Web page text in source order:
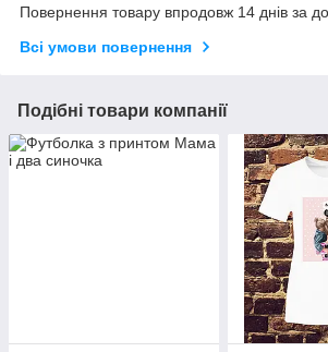
Повернення товару впродовж 14 днів за
Всі умови повернення
Подібні товари компанії